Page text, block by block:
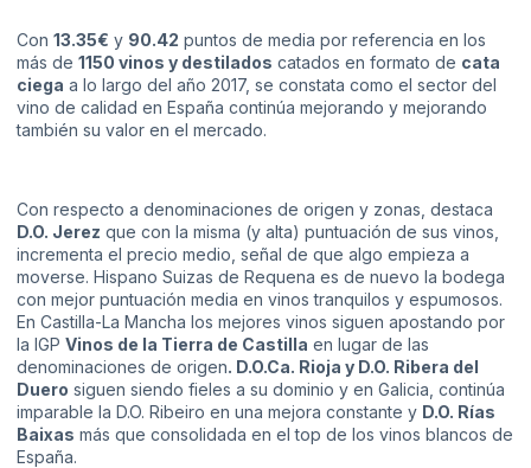
Con 13.35€ y 90.42 puntos de media por referencia en los
más de 1150 vinos y destilados catados en formato de cata
ciega a lo largo del año 2017, se constata como el sector del
vino de calidad en España continúa mejorando y mejorando
también su valor en el mercado.
Con respecto a denominaciones de origen y zonas, destaca
D.O. Jerez que con la misma (y alta) puntuación de sus vinos,
incrementa el precio medio, señal de que algo empieza a
moverse. Hispano Suizas de Requena es de nuevo la bodega
con mejor puntuación media en vinos tranquilos y espumosos.
En Castilla-La Mancha los mejores vinos siguen apostando por
la IGP Vinos de la Tierra de Castilla en lugar de las
denominaciones de origen. D.O.Ca. Rioja y D.O. Ribera del
Duero siguen siendo fieles a su dominio y en Galicia, continúa
imparable la D.O. Ribeiro en una mejora constante y D.O. Rías
Baixas más que consolidada en el top de los vinos blancos de
España.